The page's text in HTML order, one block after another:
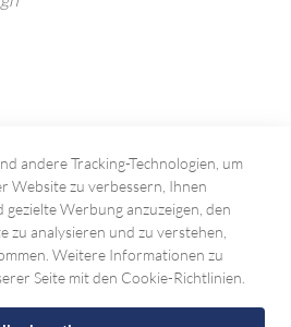
andere Tracking-Technologien, um
Website zu verbessern, Ihnen
Werbung anzuzeigen, den
zu analysieren und zu verstehen,
Weitere Informationen zu
Seite mit den Cookie-Richtlinien.